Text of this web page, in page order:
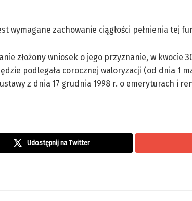
wymagane zachowanie ciągłości pełnienia tej
złożony wniosek o jego przyznanie, w kwocie
podlegała corocznej waloryzacji (od dnia 1
z dnia 17 grudnia 1998 r. o emeryturach i
Udostępnij na Twitter